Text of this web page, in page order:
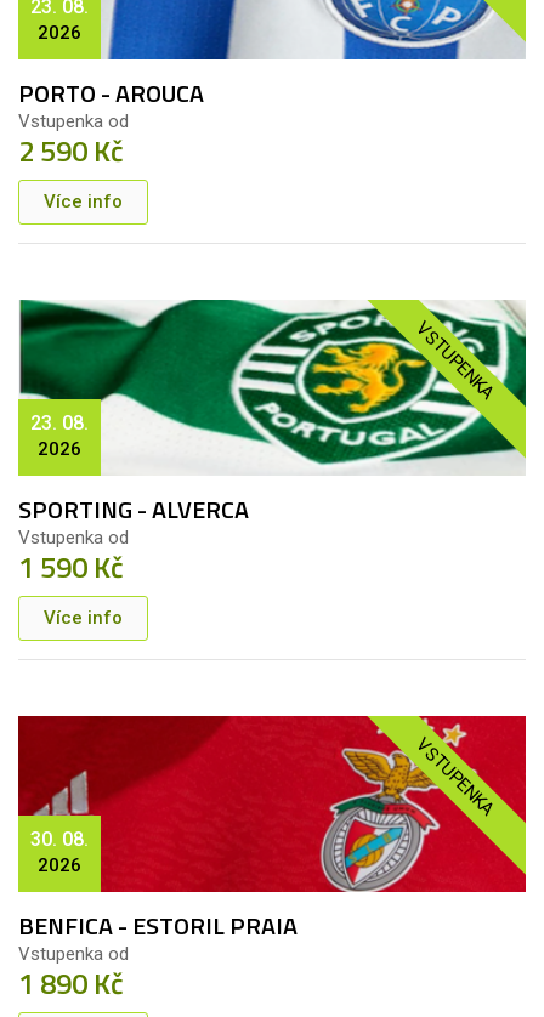
23. 08.
2026
PORTO - AROUCA
Vstupenka od
2 590 Kč
Více info
VSTUPENKA
23. 08.
2026
SPORTING - ALVERCA
Vstupenka od
1 590 Kč
Více info
VSTUPENKA
30. 08.
2026
BENFICA - ESTORIL PRAIA
Vstupenka od
1 890 Kč